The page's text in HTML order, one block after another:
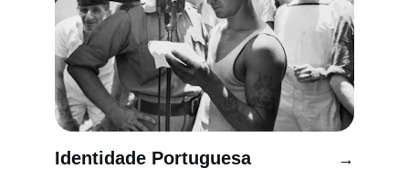
Identidade Portuguesa →